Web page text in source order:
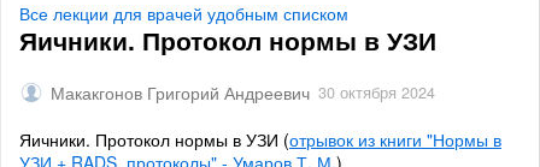
Все лекции для врачей удобным списком
Яичники. Протокол нормы в УЗИ
Макакгонов Григорий Андреевич 30 октября 2024
Яичники. Протокол нормы в УЗИ (отрывок из книги "Нормы в